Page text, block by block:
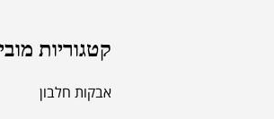
קטגוריות
אבקות חלבון